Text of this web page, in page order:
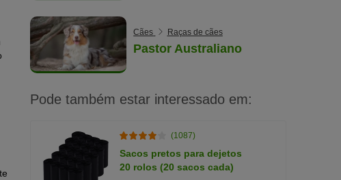
Cães Raças de cães
Pastor Australiano
Pode também estar interessado em:
(1087)
Sacos pretos para dejetos
20 rolos (20 sacos cada)